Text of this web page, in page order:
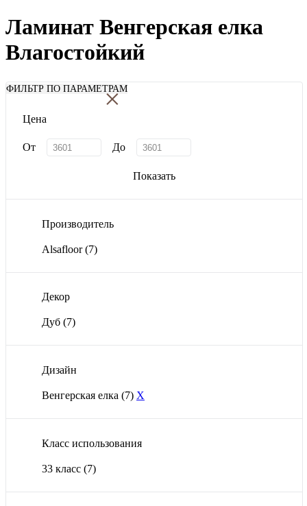
Ламинат Венгерская елка
Влагостойкий
ФИЛЬТР ПО ПАРАМЕТРАМ
×
Цена
От До
Показать
Производитель
Alsafloor(7)
Декор
Дуб (7)
Дизайн
Венгерская елка (7) X
Класс использования
33 класс (7)